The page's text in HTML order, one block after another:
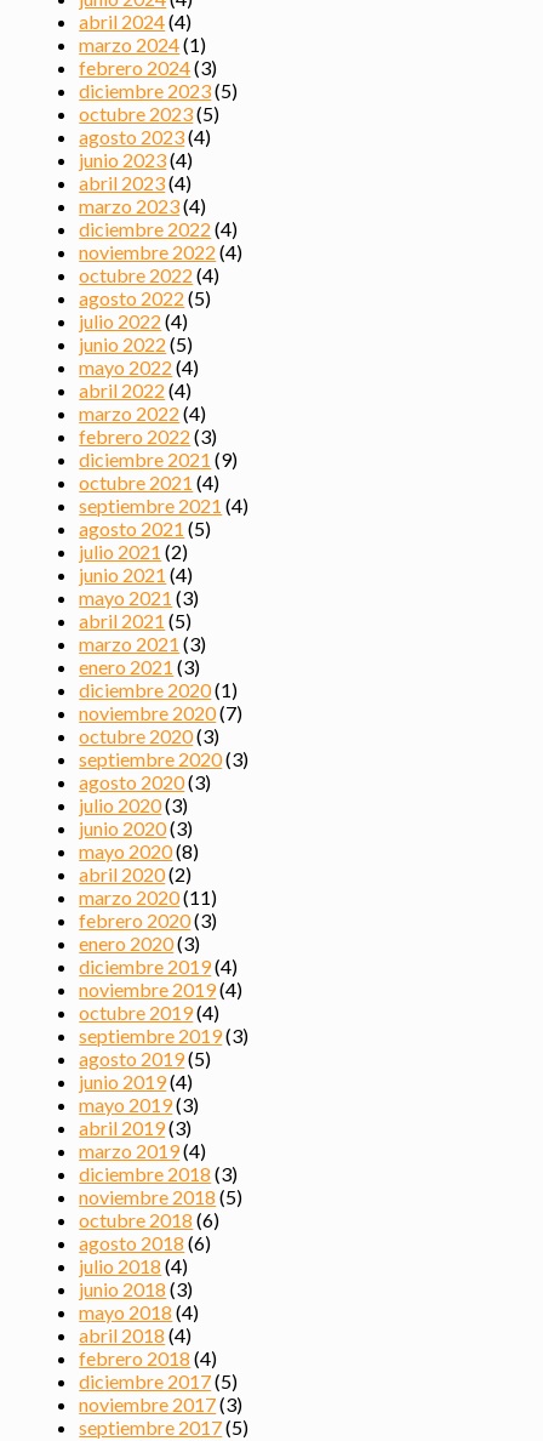
abril 2024(4)
marzo 2024(1)
febrero 2024(3)
diciembre 2023(5)
octubre 2023(5)
agosto 2023(4)
junio 2023(4)
abril 2023(4)
marzo 2023(4)
diciembre 2022 (4)
noviembre 2022 (4)
octubre 2022 (4)
agosto 2022 (5)
julio 2022 (4)
junio 2022 (5)
mayo 2022 (4)
abril 2022 (4)
marzo 2022 (4)
febrero 2022 (3)
diciembre 2021 (9)
octubre 2021 (4)
septiembre 2021 (4)
agosto 2021 (5)
julio 2021 (2)
junio 2021 (4)
mayo 2021 (3)
abril 2021 (5)
marzo 2021 (3)
enero 2021 (3)
diciembre 2020(1)
noviembre 2020(7)
octubre 2020(3)
septiembre 2020(3)
agosto 2020(3)
julio 2020(3)
junio 2020(3)
mayo 2020(8)
abril 2020(2)
marzo 2020(11)
febrero 2020(3)
enero 2020(3)
diciembre 2019(4)
noviembre 2019(4)
octubre 2019(4)
septiembre 2019(3)
agosto 2019(5)
junio 2019(4)
mayo 2019(3)
abril 2019(3)
marzo 2019(4)
diciembre 2018 (3)
noviembre 2018 (5)
octubre 2018 (6)
agosto 2018 (6)
julio 2018 (4)
junio 2018 (3)
mayo 2018 (4)
abril 2018 (4)
febrero 2018 (4)
diciembre 2017(5)
noviembre 2017(3)
septiembre 2017(5)